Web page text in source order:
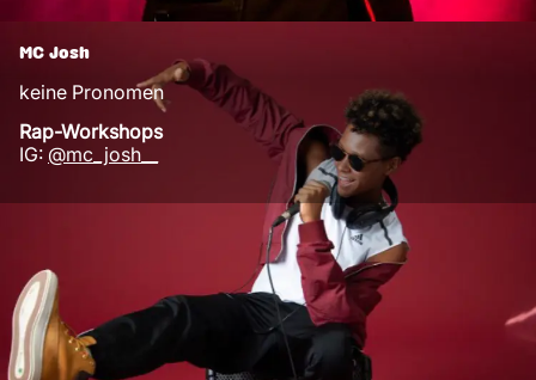
MC Josh
keine Pronomen
Rap-Workshops
IG: @mc_josh__